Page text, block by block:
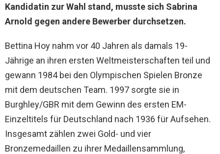
Kandidatin zur Wahl stand, musste sich Sabrina
Arnold gegen andere Bewerber durchsetzen.
Bettina Hoy nahm vor 40 Jahren als damals 19-
Jährige an ihren ersten Weltmeisterschaften teil und
gewann 1984 bei den Olympischen Spielen Bronze
mit dem deutschen Team. 1997 sorgte sie in
Burghley/GBR mit dem Gewinn des ersten EM-
Einzeltitels für Deutschland nach 1936 für Aufsehen.
Insgesamt zählen zwei Gold- und vier
Bronzemedaillen zu ihrer Medaillensammlung,